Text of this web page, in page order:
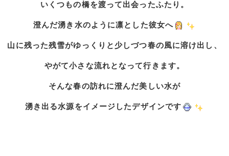
いくつもの橋を渡って出会ったふたり。
澄んだ湧き水のように凛とした彼女へ
山に残った残雪がゆっくりと少しづつ春の風に溶け出し、
やがて小さな流れとなって行きます。
そんな春の訪れに澄んだ美しい水が
湧き出る水源をイメージしたデザインです